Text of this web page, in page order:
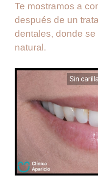
Te mostramos a
después de un
dentales, donde
natural.
Sin